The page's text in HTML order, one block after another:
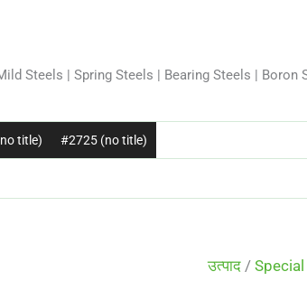
Steels | Spring Steels | Bearing Steels | Boron
title) #2725 (no title)
उत्पाद /